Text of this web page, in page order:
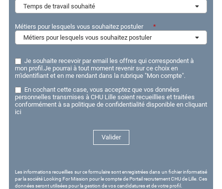
Temps de travail souhaité
Métiers pour lesquels vous souhaitez postuler
Métiers pour lesquels vous souhaitez postuler
Je souhaite recevoir par email les offres qui correspondent à
mon profil.Je pourrai à tout moment revenir sur ce choix en
m'identifiant et en me rendant dans la rubrique "Mon compte".
En cochant cette case, vous acceptez que vos données
personnelles transmises à CHU Lille soient recueillies et traitées
conformément à sa politique de confidentialité disponible en cliquant
ici
Valider
Les informations recueillies sur ce formulaire sont enregistrées dans un fichier informatisé
par la société Looking For Mission pour le compte de Portail recrutement CHU de Lille. Ces
données seront utilisées pour la gestion de vos candidatures et de votre profil.